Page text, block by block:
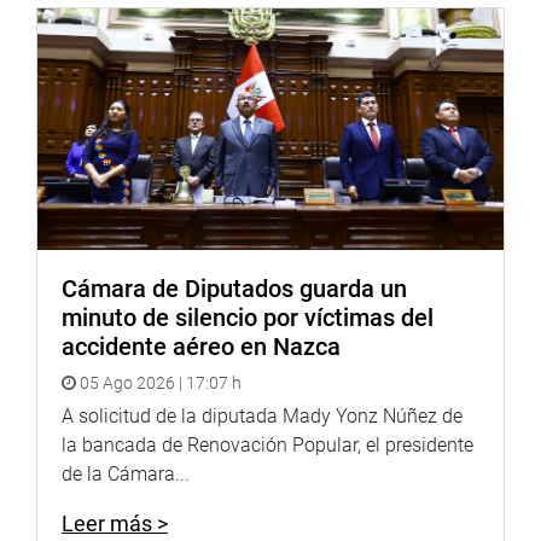
con respecto de las medidas de prevención y medidas
favorables de restitución y reparación a los que se estaría
obligado.
En ese sentido, demandó la aprobación de la propuesta
para hacer una lucha frontal contra la violencia y
contribuir con el desarrollo del país.
APRUEBAN PROPUESTAS
Seguidamente, la comisión aprobó el Proyecto de
Resolución Legislativa N.° 6356/2020-PE, que propone la
Resolución Legislativa que aprueba el Arreglo de Lorcano
que establece una Clasificación Internacional para los
Dibujos y Modelos Industriales.
De igual manera, se aprobó, por mayoría, el Proyecto de
Resolución Legislativa N.° 6357/2020-PE, que propone la
relativo a la Clasificación Internacional de Productos y
Cámara de Diputados guarda un
minuto de silencio por víctimas del
accidente aéreo en Nazca
05 Ago 2026 | 17:07 h
A solicitud de la diputada Mady Yonz Núñez de
la bancada de Renovación Popular, el presidente
de la Cámara...
Leer más >